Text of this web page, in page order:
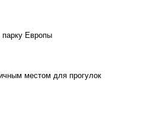
парку Европы
местом для прогулок